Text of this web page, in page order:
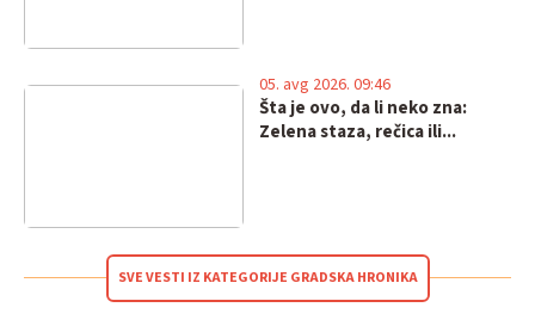
Šta je ovo, da li neko zna:
Zelena staza, rečica ili...
05. avg 2026. 09:46
SVE VESTI IZ KATEGORIJE GRADSKA HRONIKA